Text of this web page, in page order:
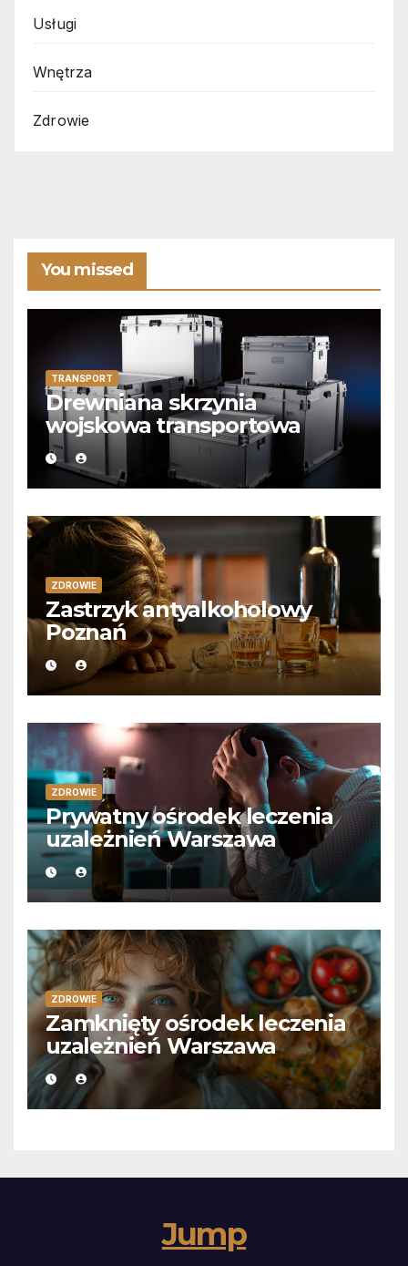
Usługi
Wnętrza
Zdrowie
You missed
TRANSPORT
Drewniana skrzynia
wojskowa transportowa
ZDROWIE
Zastrzyk antyalkoholowy
Poznań
ZDROWIE
Prywatny ośrodek leczenia
uzależnień Warszawa
ZDROWIE
Zamknięty ośrodek leczenia
uzależnień Warszawa
Jump